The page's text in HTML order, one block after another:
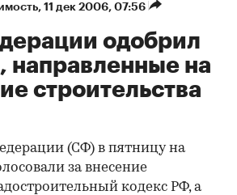
⁠, 11 дек 2006, 07:56
одобрил
направленные на
строительства
(СФ) в пятницу на
за внесение
кодекс РФ, а